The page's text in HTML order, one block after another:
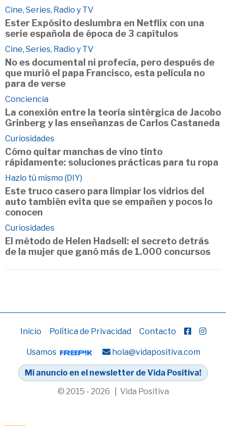
Cine, Series, Radio y TV
Ester Expósito deslumbra en Netflix con una
serie española de época de 3 capítulos
Cine, Series, Radio y TV
No es documental ni profecía, pero después de
que murió el papa Francisco, esta película no
para de verse
Conciencia
La conexión entre la teoría sintérgica de Jacobo
Grinberg y las enseñanzas de Carlos Castaneda
Curiosidades
Cómo quitar manchas de vino tinto
rápidamente: soluciones prácticas para tu ropa
Hazlo tú mismo (DIY)
Este truco casero para limpiar los vidrios del
auto también evita que se empañen y pocos lo
conocen
Curiosidades
El método de Helen Hadsell: el secreto detrás
de la mujer que ganó más de 1.000 concursos
Inicio Política de Privacidad Contacto
Usamos hola@vidapositiva.com
Mi anuncio en el newsletter de Vida Positiva!
© 2015 - 2026 | Vida Positiva